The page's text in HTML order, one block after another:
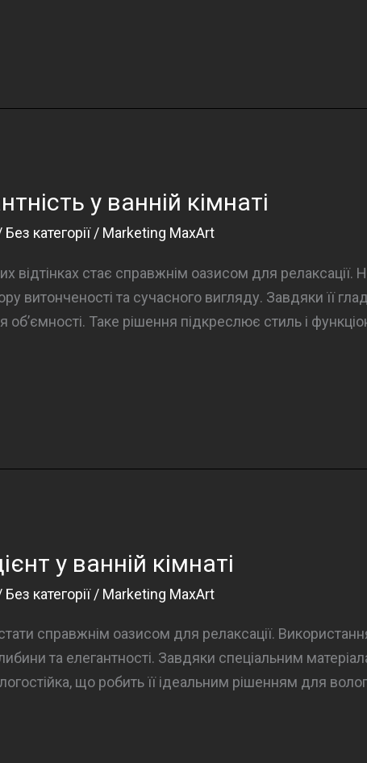
у ванній кімнаті
Без категорії/ Marketing MaxArt
відтінках стає справжнім оазисом для
витонченості та сучасного вигляду. Завдяки її
Таке рішення підкреслює стиль і
у ванній кімнаті
Без категорії/ Marketing MaxArt
справжнім оазисом для релаксації.
та елегантності. Завдяки спеціальним
що робить її ідеальним рішенням для